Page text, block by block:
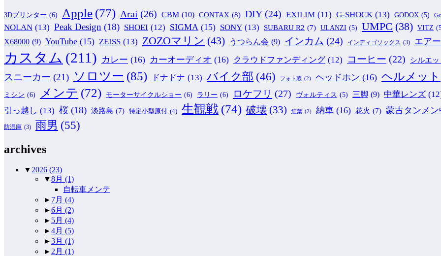
3Dプリンター (6) Apple (77) Arai (26) CBM (10) CONTAX (8) DIY (24) EXILIM (11) G-SHOCK (13) GODOX (5)
NOLAN (13) Peak Design (18) SHOEI (12) SIGMA (15) SONY (13) SUBARU R2 (7) ULANZI (5) UMPC (38) VITZ
X68000 (9) YouTube (15) ZEISS (13) ZOZOマリン (43) うつらん会 (9) インカム (24) インディゴソックス (3) エア
カスタム (211) カレー (16) カーオーディオ (16) クラウドファンディング (12) コーヒー (22) シルエッ
スニーカー (21) ソロツー (85) ドナドナ (13) バイク部 (46) フォト蔵 (2) ヘッドホン (16) ヘルメット
ミシン (6) メンテ (72) モーターサイクルショー (6) ラリー (6) ロケフリ (27) ヴォルティス (5) 三脚 (9) 中華レンズ
引っ越し (13) 桜 (18) 淡路島 (7) 特定小型原付 (4) 生観戦 (74) 破壊 (33) 紅葉 (2) 納車 (16) 花火 (7) 蒙古タンメン
防湿庫 (3) 雨男 (55)
archives
▼2026 (23)
▼8月 (1)
自転車メンテ
► 7月 (4)
►6月 (2)
► 5月 (4)
►4月 (5)
►3月 (1)
►2月 (1)